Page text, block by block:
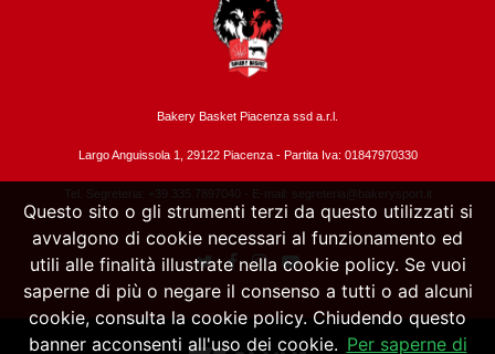
Bakery Basket Piacenza ssd a.r.l.
Largo Anguissola 1, 29122 Piacenza - Partita Iva: 01847970330
Tel. Segreteria: +39 335.7897040 - E-mail: segreteria@bakerysport.it
Questo sito o gli strumenti terzi da questo utilizzati si
avvalgono di cookie necessari al funzionamento ed
utili alle finalità illustrate nella cookie policy. Se vuoi
saperne di più o negare il consenso a tutti o ad alcuni
cookie, consulta la cookie policy. Chiudendo questo
banner acconsenti all'uso dei cookie. Per saperne di